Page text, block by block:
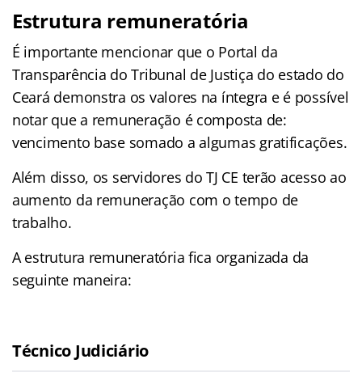
Estrutura remuneratória
É importante mencionar que o Portal da
Transparência do Tribunal de Justiça do estado do
Ceará demonstra os valores na íntegra e é possível
notar que a remuneração é composta de:
vencimento base somado a algumas gratificações.
Além disso, os servidores do TJ CE terão acesso ao
aumento da remuneração com o tempo de
trabalho.
A estrutura remuneratória fica organizada da
seguinte maneira:
Técnico Judiciário